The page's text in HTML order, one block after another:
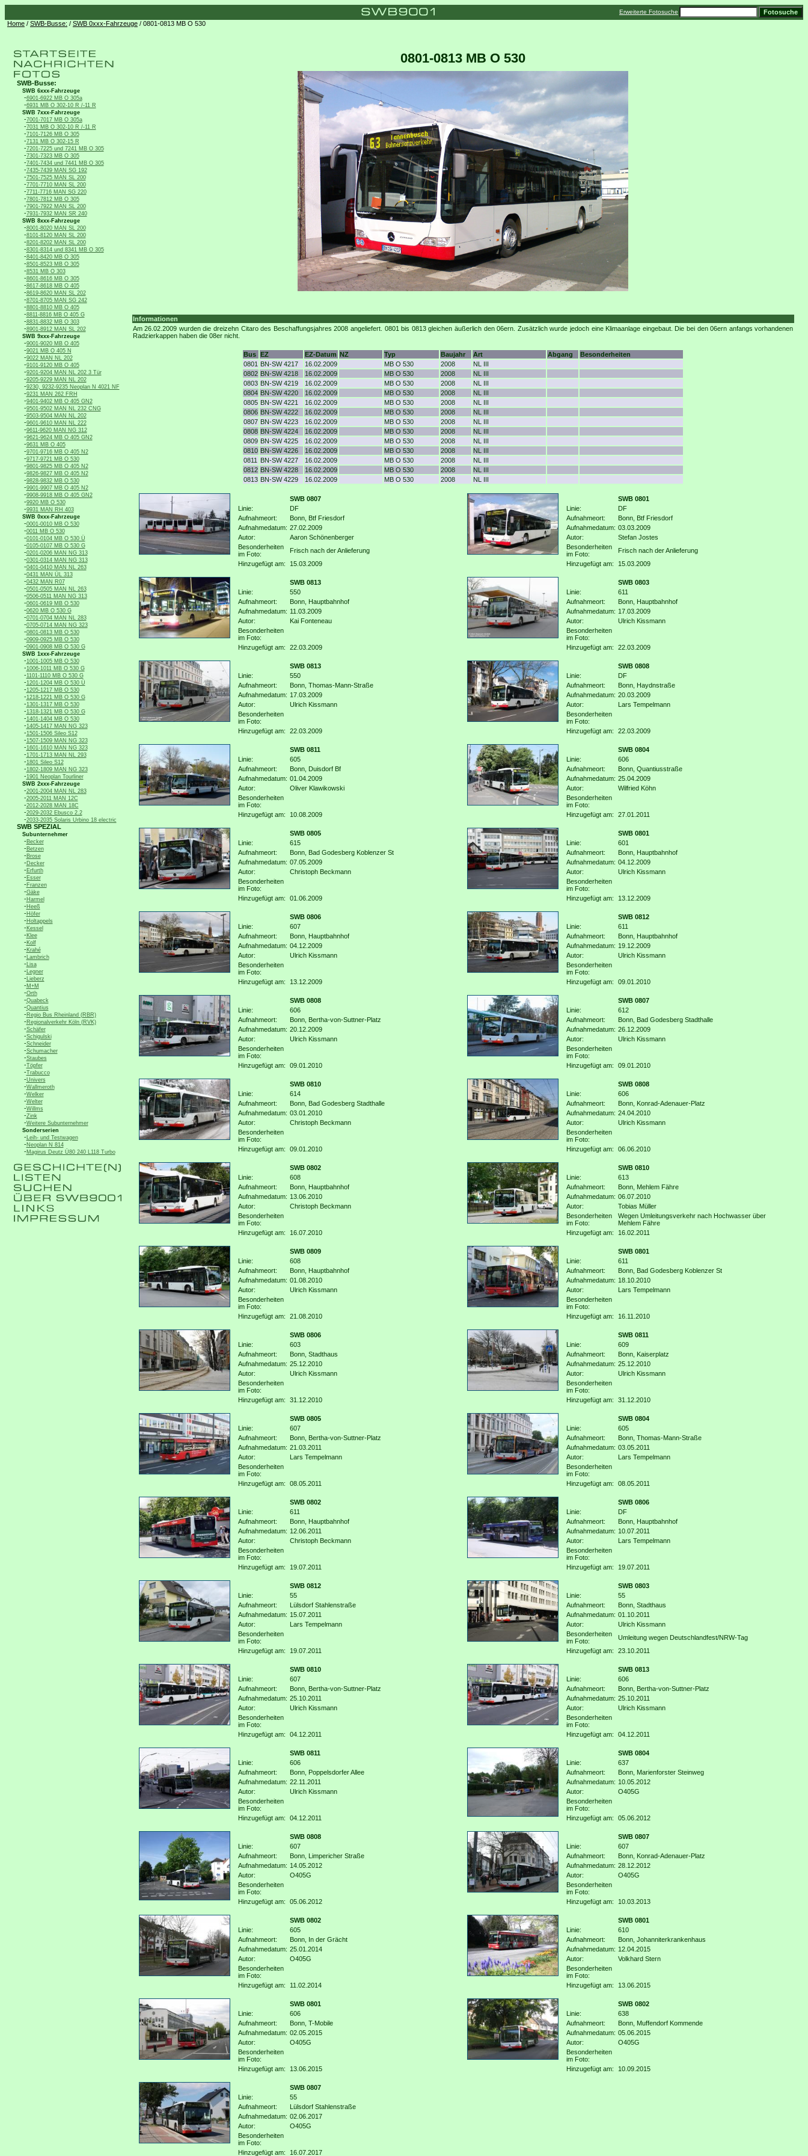
Erweiterte Fotosuche
Home / SWB-Busse: / SWB 0xxx-Fahrzeuge / 0801-0813 MB O 530
SWB-Busse:
SWB 6xxx-Fahrzeuge
-6901-6922 MB O 305a
-6931 MB O 302-10 R /-11 R
SWB 7xxx-Fahrzeuge
-7001-7017 MB O 305a
-7031 MB O 302-10 R /-11 R
-7101-7126 MB O 305
-7131 MB O 302-15 R
-7201-7225 und 7241 MB O 305
-7301-7323 MB O 305
-7401-7434 und 7441 MB O 305
-7435-7439 MAN SG 192
-7501-7525 MAN SL 200
-7701-7710 MAN SL 200
-7711-7716 MAN SG 220
-7801-7812 MB O 305
-7901-7922 MAN SL 200
-7931-7932 MAN SR 240
SWB 8xxx-Fahrzeuge
-8001-8020 MAN SL 200
-8101-8120 MAN SL 200
-8201-8202 MAN SL 200
-8301-8314 und 8341 MB O 305
-8401-8420 MB O 305
-8501-8523 MB O 305
-8531 MB O 303
-8601-8616 MB O 305
-8617-8618 MB O 405
-8619-8620 MAN SL 202
-8701-8705 MAN SG 242
-8801-8810 MB O 405
-8811-8816 MB O 405 G
-8831-8832 MB O 303
-8901-8912 MAN SL 202
SWB 9xxx-Fahrzeuge
-9001-9020 MB O 405
-9021 MB O 405 N
-9022 MAN NL 202
-9101-9120 MB O 405
-9201-9204 MAN NL 202 3 Tür
-9205-9229 MAN NL 202
-9230, 9232-9235 Neoplan N 4021 NF
-9231 MAN 262 FRH
-9401-9402 MB O 405 GN2
-9501-9502 MAN NL 232 CNG
-9503-9504 MAN NL 202
-9601-9610 MAN NL 222
-9611-9620 MAN NG 312
-9621-9624 MB O 405 GN2
-9631 MB O 405
-9701-9716 MB O 405 N2
-9717-9721 MB O 530
-9801-9825 MB O 405 N2
-9826-9827 MB O 405 N2
-9828-9832 MB O 530
-9901-9907 MB O 405 N2
-9908-9918 MB O 405 GN2
-9920 MB O 530
-9931 MAN RH 403
SWB 0xxx-Fahrzeuge
-0001-0010 MB O 530
-0011 MB O 530
-0101-0104 MB O 530 Ü
-0105-0107 MB O 530 G
-0201-0206 MAN NG 313
-0301-0314 MAN NG 313
-0401-0410 MAN NL 263
-0431 MAN ÜL 313
-0432 MAN R07
-0501-0505 MAN NL 263
-0506-0511 MAN NG 313
-0601-0619 MB O 530
-0620 MB O 530 G
-0701-0704 MAN NL 283
-0705-0714 MAN NG 323
-0801-0813 MB O 530
-0909-0925 MB O 530
-0901-0908 MB O 530 G
SWB 1xxx-Fahrzeuge
-1001-1005 MB O 530
-1006-1011 MB O 530 G
-1101-1110 MB O 530 G
-1201-1204 MB O 530 Ü
-1205-1217 MB O 530
-1218-1221 MB O 530 G
-1301-1317 MB O 530
-1318-1321 MB O 530 G
-1401-1404 MB O 530
-1405-1417 MAN NG 323
-1501-1506 Sileo S12
-1507-1509 MAN NG 323
-1601-1610 MAN NG 323
-1701-1713 MAN NL 293
-1801 Sileo S12
-1802-1809 MAN NG 323
-1901 Neoplan Tourliner
SWB 2xxx-Fahrzeuge
-2001-2004 MAN NL 283
-2005-2011 MAN 12C
-2012-2028 MAN 18C
-2029-2032 Ebusco 2.2
-2033-2035 Solaris Urbino 18 electric
SWB SPEZIAL
Subunternehmer
-Becker
-Betzen
-Brose
-Decker
-Erfurth
-Esser
-Franzen
-Gäke
-Harmel
-Heeß
-Höfer
-Holtappels
-Kessel
-Klee
-Kolf
-Krahé
-Lambrich
-Lisa
-Legner
-Lieberz
-M+M
-Orth
-Quabeck
-Quantius
-Regio Bus Rheinland (RBR)
-Regionalverkehr Köln (RVK)
-Schäfer
-Schigulski
-Schneider
-Schumacher
-Staubes
-Töpfer
-Trabucco
-Univers
-Wallmeroth
-Welker
-Welter
-Willms
-Zink
-Weitere Subunternehmer
Sonderserien
-Leih- und Testwagen
-Neoplan N 814
-Magirus Deutz Ü80 240 L118 Turbo
0801-0813 MB O 530
Informationen
Am 26.02.2009 wurden die dreizehn Citaro des Beschaffungsjahres 2008 angeliefert. 0801 bis 0813 gleichen äußerlich den 06ern. Zusätzlich wurde jedoch eine Klimaanlage eingebaut. Die bei den 06ern anfangs vorhandenen
Radzierkappen haben die 08er nicht.
Bus EZ EZ-Datum NZ Typ Baujahr Art Abgang
Besonderheiten
0801 BN-SW 4217 16.02.2009 MB O 530 2008
NL III
0802 BN-SW 4218 16.02.2009 MB O 530 2008
NL III
0803 BN-SW 4219 16.02.2009 MB O 530 2008
NL III
0804 BN-SW 4220 16.02.2009 MB O 530 2008
NL III
0805 BN-SW 4221 16.02.2009 MB O 530 2008
NL III
0806 BN-SW 4222 16.02.2009 MB O 530 2008
NL III
0807 BN-SW 4223 16.02.2009 MB O 530 2008
NL III
0808 BN-SW 4224 16.02.2009 MB O 530 2008
NL III
0809 BN-SW 4225 16.02.2009 MB O 530 2008
NL III
0810 BN-SW 4226 16.02.2009 MB O 530 2008
NL III
0811
BN-SW 4227 16.02.2009 MB O 530 2008
NL III
0812 BN-SW 4228 16.02.2009 MB O 530 2008
NL III
0813 BN-SW 4229 16.02.2009 MB O 530 2008 NL III
SWB 0807
Linie:
DF
Aufnahmeort:
Bonn, Btf Friesdorf
Aufnahmedatum: 27.02.2009
Autor:
Aaron Schönenberger
Besonderheiten
im Foto:
Frisch nach der Anlieferung
Hinzugefügt am:
15.03.2009
SWB 0801
Linie:
DF
Aufnahmeort:
Bonn, Btf Friesdorf
Aufnahmedatum: 03.03.2009
Autor:
Stefan Jostes
Besonderheiten
im Foto:
Frisch nach der Anlieferung
Hinzugefügt am:
15.03.2009
SWB 0813
Linie:
550
Aufnahmeort:
Bonn, Hauptbahnhof
Aufnahmedatum: 11.03.2009
Autor:
Kai Fonteneau
Besonderheiten
im Foto:
Hinzugefügt am:
22.03.2009
SWB 0803
Linie:
611
Aufnahmeort:
Bonn, Hauptbahnhof
Aufnahmedatum: 17.03.2009
Autor:
Ulrich Kissmann
Besonderheiten
im Foto:
Hinzugefügt am:
22.03.2009
SWB 0813
Linie:
550
Aufnahmeort:
Bonn, Thomas-Mann-Straße
Aufnahmedatum: 17.03.2009
Autor:
Ulrich Kissmann
Besonderheiten
im Foto:
Hinzugefügt am:
22.03.2009
SWB 0808
Linie:
DF
Aufnahmeort:
Bonn, Haydnstraße
Aufnahmedatum: 20.03.2009
Autor:
Lars Tempelmann
Besonderheiten
im Foto:
Hinzugefügt am:
22.03.2009
SWB 0811
Linie:
605
Aufnahmeort:
Bonn, Duisdorf Bf
Aufnahmedatum: 01.04.2009
Autor:
Oliver Klawikowski
Besonderheiten
im Foto:
Hinzugefügt am:
10.08.2009
SWB 0804
Linie:
606
Aufnahmeort:
Bonn, Quantiusstraße
Aufnahmedatum: 25.04.2009
Autor:
Wilfried Köhn
Besonderheiten
im Foto:
Hinzugefügt am:
27.01.2011
SWB 0805
Linie:
615
Aufnahmeort:
Bonn, Bad Godesberg Koblenzer St
Aufnahmedatum: 07.05.2009
Autor:
Christoph Beckmann
Besonderheiten
im Foto:
Hinzugefügt am:
01.06.2009
SWB 0801
Linie:
601
Aufnahmeort:
Bonn, Hauptbahnhof
Aufnahmedatum: 04.12.2009
Autor:
Ulrich Kissmann
Besonderheiten
im Foto:
Hinzugefügt am:
13.12.2009
SWB 0806
Linie:
607
Aufnahmeort:
Bonn, Hauptbahnhof
Aufnahmedatum: 04.12.2009
Autor:
Ulrich Kissmann
Besonderheiten
im Foto:
Hinzugefügt am:
13.12.2009
SWB 0812
Linie:
611
Aufnahmeort:
Bonn, Hauptbahnhof
Aufnahmedatum: 19.12.2009
Autor:
Ulrich Kissmann
Besonderheiten
im Foto:
Hinzugefügt am:
09.01.2010
SWB 0808
Linie:
606
Aufnahmeort:
Bonn, Bertha-von-Suttner-Platz
Aufnahmedatum: 20.12.2009
Autor:
Ulrich Kissmann
Besonderheiten
im Foto:
Hinzugefügt am:
09.01.2010
SWB 0807
Linie:
612
Aufnahmeort:
Bonn, Bad Godesberg Stadthalle
Aufnahmedatum: 26.12.2009
Autor:
Ulrich Kissmann
Besonderheiten
im Foto:
Hinzugefügt am:
09.01.2010
SWB 0810
Linie:
614
Aufnahmeort:
Bonn, Bad Godesberg Stadthalle
Aufnahmedatum: 03.01.2010
Autor:
Christoph Beckmann
Besonderheiten
im Foto:
Hinzugefügt am:
09.01.2010
SWB 0808
Linie:
606
Aufnahmeort:
Bonn, Konrad-Adenauer-Platz
Aufnahmedatum: 24.04.2010
Autor:
Ulrich Kissmann
Besonderheiten
im Foto:
Hinzugefügt am:
06.06.2010
SWB 0802
Linie:
608
Aufnahmeort:
Bonn, Hauptbahnhof
Aufnahmedatum: 13.06.2010
Autor:
Christoph Beckmann
Besonderheiten
im Foto:
Hinzugefügt am:
16.07.2010
SWB 0810
Linie:
613
Aufnahmeort:
Bonn, Mehlem Fähre
Aufnahmedatum: 06.07.2010
Autor:
Tobias Müller
Besonderheiten
im Foto:
Wegen Umleitungsverkehr nach Hochwasser über
Mehlem Fähre
Hinzugefügt am:
16.02.2011
SWB 0809
Linie:
608
Aufnahmeort:
Bonn, Hauptbahnhof
Aufnahmedatum: 01.08.2010
Autor:
Ulrich Kissmann
Besonderheiten
im Foto:
Hinzugefügt am:
21.08.2010
SWB 0801
Linie:
611
Aufnahmeort:
Bonn, Bad Godesberg Koblenzer St
Aufnahmedatum: 18.10.2010
Autor:
Lars Tempelmann
Besonderheiten
im Foto:
Hinzugefügt am:
16.11.2010
SWB 0806
Linie:
603
Aufnahmeort:
Bonn, Stadthaus
Aufnahmedatum: 25.12.2010
Autor:
Ulrich Kissmann
Besonderheiten
im Foto:
Hinzugefügt am:
31.12.2010
SWB 0811
Linie:
609
Aufnahmeort:
Bonn, Kaiserplatz
Aufnahmedatum: 25.12.2010
Autor:
Ulrich Kissmann
Besonderheiten
im Foto:
Hinzugefügt am:
31.12.2010
SWB 0805
Linie:
607
Aufnahmeort:
Bonn, Bertha-von-Suttner-Platz
Aufnahmedatum: 21.03.2011
Autor:
Lars Tempelmann
Besonderheiten
im Foto:
Hinzugefügt am:
08.05.2011
SWB 0804
Linie:
605
Aufnahmeort:
Bonn, Thomas-Mann-Straße
Aufnahmedatum: 03.05.2011
Autor:
Lars Tempelmann
Besonderheiten
im Foto:
Hinzugefügt am:
08.05.2011
SWB 0802
Linie:
611
Aufnahmeort:
Bonn, Hauptbahnhof
Aufnahmedatum: 12.06.2011
Autor:
Christoph Beckmann
Besonderheiten
im Foto:
Hinzugefügt am:
19.07.2011
SWB 0806
Linie:
DF
Aufnahmeort:
Bonn, Hauptbahnhof
Aufnahmedatum: 10.07.2011
Autor:
Lars Tempelmann
Besonderheiten
im Foto:
Hinzugefügt am:
19.07.2011
SWB 0812
Linie:
55
Aufnahmeort:
Lülsdorf Stahlenstraße
Aufnahmedatum: 15.07.2011
Autor:
Lars Tempelmann
Besonderheiten
im Foto:
Hinzugefügt am:
19.07.2011
SWB 0803
Linie:
55
Aufnahmeort:
Bonn, Stadthaus
Aufnahmedatum: 01.10.2011
Autor:
Ulrich Kissmann
Besonderheiten
im Foto:
Umleitung wegen Deutschlandfest/NRW-Tag
Hinzugefügt am:
23.10.2011
SWB 0810
Linie:
607
Aufnahmeort:
Bonn, Bertha-von-Suttner-Platz
Aufnahmedatum: 25.10.2011
Autor:
Ulrich Kissmann
Besonderheiten
im Foto:
Hinzugefügt am:
04.12.2011
SWB 0813
Linie:
606
Aufnahmeort:
Bonn, Bertha-von-Suttner-Platz
Aufnahmedatum: 25.10.2011
Autor:
Ulrich Kissmann
Besonderheiten
im Foto:
Hinzugefügt am:
04.12.2011
SWB 0811
Linie:
606
Aufnahmeort:
Bonn, Poppelsdorfer Allee
Aufnahmedatum: 22.11.2011
Autor:
Ulrich Kissmann
Besonderheiten
im Foto:
Hinzugefügt am:
04.12.2011
SWB 0804
Linie:
637
Aufnahmeort:
Bonn, Marienforster Steinweg
Aufnahmedatum: 10.05.2012
Autor:
O405G
Besonderheiten
im Foto:
Hinzugefügt am:
05.06.2012
SWB 0808
Linie:
607
Aufnahmeort:
Bonn, Limpericher Straße
Aufnahmedatum: 14.05.2012
Autor:
O405G
Besonderheiten
im Foto:
Hinzugefügt am:
05.06.2012
SWB 0807
Linie:
607
Aufnahmeort:
Bonn, Konrad-Adenauer-Platz
Aufnahmedatum: 28.12.2012
Autor:
O405G
Besonderheiten
im Foto:
Hinzugefügt am:
10.03.2013
SWB 0802
Linie:
605
Aufnahmeort:
Bonn, In der Grächt
Aufnahmedatum: 25.01.2014
Autor:
O405G
Besonderheiten
im Foto:
Hinzugefügt am:
11.02.2014
SWB 0801
Linie:
610
Aufnahmeort:
Bonn, Johanniterkrankenhaus
Aufnahmedatum: 12.04.2015
Autor:
Volkhard Stern
Besonderheiten
im Foto:
Hinzugefügt am:
13.06.2015
SWB 0801
Linie:
606
Aufnahmeort:
Bonn, T-Mobile
Aufnahmedatum: 02.05.2015
Autor:
O405G
Besonderheiten
im Foto:
Hinzugefügt am:
13.06.2015
SWB 0802
Linie:
638
Aufnahmeort:
Bonn, Muffendorf Kommende
Aufnahmedatum: 05.06.2015
Autor:
O405G
Besonderheiten
im Foto:
Hinzugefügt am:
10.09.2015
SWB 0807
Linie:
55
Aufnahmeort:
Lülsdorf Stahlenstraße
Aufnahmedatum: 02.06.2017
Autor:
O405G
Besonderheiten
im Foto:
Hinzugefügt am:
16.07.2017